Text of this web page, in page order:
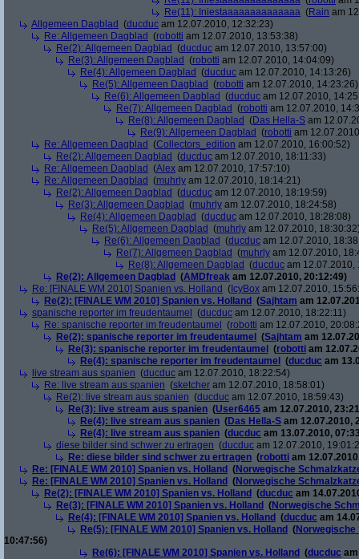
Re(11): Iniestaaaaaaaaaaaaaa (Rain am
Allgemeen Dagblad (ducduc am 12.07.2010, 12:32:23)
Re: Allgemeen Dagblad (robotti am 12.07.2010, 13:53:38)
Re(2): Allgemeen Dagblad (ducduc am 12.07.2010, 13:57:00)
Re(3): Allgemeen Dagblad (robotti am 12.07.2010, 14:04:09)
Re(4): Allgemeen Dagblad (ducduc am 12.07.2010, 14:13:26)
Re(5): Allgemeen Dagblad (robotti am 12.07.2010, 14:23:26)
Re(6): Allgemeen Dagblad (ducduc am 12.07.2010,
Re(7): Allgemeen Dagblad (robotti am 12.07.2010,
Re(8): Allgemeen Dagblad (Das Hella-S am
Re(9): Allgemeen Dagblad (robotti am
Re: Allgemeen Dagblad (Collectors_edition am 12.07.2010, 16:00:52)
Re(2): Allgemeen Dagblad (ducduc am 12.07.2010, 18:11:33)
Re: Allgemeen Dagblad (Alex am 12.07.2010, 17:57:10)
Re: Allgemeen Dagblad (muhrly am 12.07.2010, 18:14:21)
Re(2): Allgemeen Dagblad (ducduc am 12.07.2010, 18:19:59)
Re(3): Allgemeen Dagblad (muhrly am 12.07.2010, 18:24:58)
Re(4): Allgemeen Dagblad (ducduc am 12.07.2010, 18:28:08)
Re(5): Allgemeen Dagblad (muhrly am 12.07.2010,
Re(6): Allgemeen Dagblad (ducduc am 12.07.2010,
Re(7): Allgemeen Dagblad (muhrly am 12.07.2010,
Re(8): Allgemeen Dagblad (ducduc am 12.07.2010,
Re(2): Allgemeen Dagblad (AMDfreak am 12.07.2010, 20:12:49)
Re: [FINALE WM 2010] Spanien vs. Holland ( IcyBox am 12.07.2010,
Re(2): [FINALE WM 2010] Spanien vs. Holland (Sajhtam am
spanische reporter im freudentaumel
(ducduc am 12.07.2010, 18:22:11)
Re: spanische reporter im freudentaumel
(robotti am 12.07.2010,
Re(2): spanische reporter im freudentaumel
(Sajhtam am
Re(3): spanische reporter im freudentaumel
(robotti am
Re(4): spanische reporter im freudentaumel
(ducduc am
live stream aus spanien (ducduc am 12.07.2010, 18:22:54)
Re: live stream aus spanien (sketcher am 12.07.2010, 18:58:01)
Re(2): live stream aus spanien (ducduc am 12.07.2010, 18:59:43)
Re(3): live stream aus spanien (User6465 am 12.07.2010,
Re(4): live stream aus spanien (Das Hella-S am 12.07.2010,
Re(4): live stream aus spanien (ducduc am 13.07.2010,
diese bilder sind schwer zu ertragen (ducduc am 12.07.2010,
Re: diese bilder sind schwer zu ertragen (robotti am
Re: [FINALE WM 2010] Spanien vs. Holland (Norwegische
Re: [FINALE WM 2010] Spanien vs. Holland (Norwegische
Re(2): [FINALE WM 2010] Spanien vs. Holland (ducduc am
Re(3): [FINALE WM 2010] Spanien vs. Holland (Norwegische
Re(4): [FINALE WM 2010] Spanien vs. Holland (ducduc am
Re(5): [FINALE WM 2010] Spanien vs. Holland (
10:47:56)
Re(6): [FINALE WM 2010] Spanien vs. Holland (ducduc